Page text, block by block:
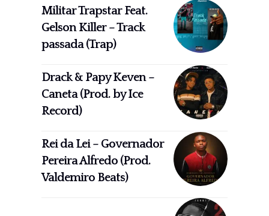
Militar Trapstar Feat.
Gelson Killer – Track
passada (Trap)
Drack & Papy Keven –
Caneta (Prod. by Ice
Record)
Rei da Lei – Governador
Pereira Alfredo (Prod.
Valdemiro Beats)